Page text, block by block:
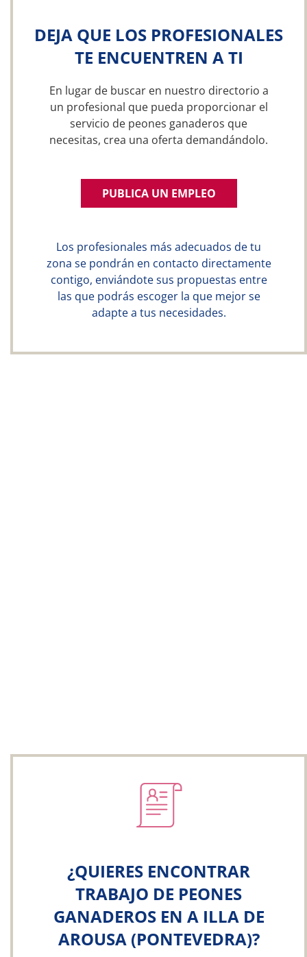
DEJA QUE LOS PROFESIONALES
TE ENCUENTREN A TI
En lugar de buscar en nuestro directorio a
un profesional que pueda proporcionar el
servicio de peones ganaderos que
necesitas, crea una oferta demandándolo.
PUBLICA UN EMPLEO
Los profesionales más adecuados de tu
zona se pondrán en contacto directamente
contigo, enviándote sus propuestas entre
las que podrás escoger la que mejor se
adapte a tus necesidades.
¿QUIERES ENCONTRAR
TRABAJO DE PEONES
GANADEROS EN A ILLA DE
AROUSA (PONTEVEDRA)?